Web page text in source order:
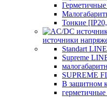
Тонкие
источники
Standart
Supreme
SUPREME
В защитном